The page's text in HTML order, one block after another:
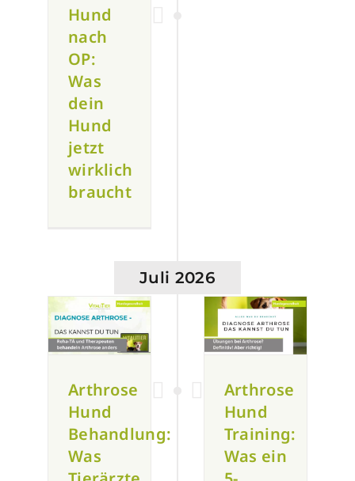
Hund
nach
OP:
Was
dein
Hund
jetzt
wirklich
braucht
Juli 2026
Arthrose
Hund
Training:
Was ein
Arthrose
Hund
Behandlung:
Was